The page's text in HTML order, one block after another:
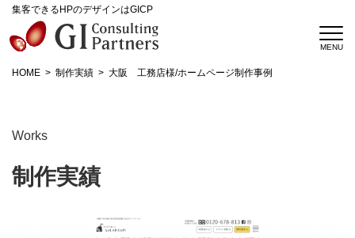
集客できるHPのデザインはGICP
HOME 制作実績 大阪 工務店様/ホームページ制作事例
Works
制作実績